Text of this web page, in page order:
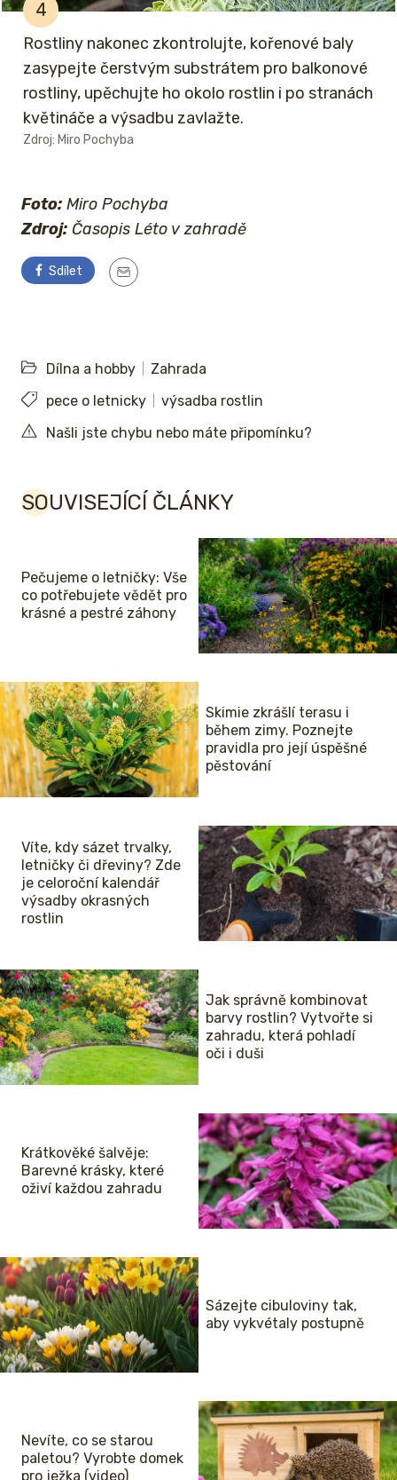
4
Rostliny nakonec zkontrolujte, kořenové baly
zasypejte čerstvým substrátem pro balkonové
rostliny, upěchujte ho okolo rostlin i po stranách
květináče a výsadbu zavlažte.
Zdroj: Miro Pochyba
Foto: Miro Pochyba
Zdroj: Časopis Léto v zahradě
Sdílet
Dílna a hobby
Zahrada
pece o letnicky
výsadba rostlin
Našli jste chybu nebo máte připomínku?
SOUVISEJÍCÍ ČLÁNKY
Pečujeme o letničky: Vše
co potřebujete vědět pro
krásné a pestré záhony
Skimie zkrášlí terasu i
během zimy. Poznejte
pravidla pro její úspěšné
pěstování
Víte, kdy sázet trvalky,
letničky či dřeviny? Zde
je celoroční kalendář
výsadby okrasných
rostlin
Jak správně kombinovat
barvy rostlin? Vytvořte si
zahradu, která pohladí
oči i duši
Krátkověké šalvěje:
Barevné krásky, které
oživí každou zahradu
Sázejte cibuloviny tak,
aby vykvétaly postupně
Nevíte, co se starou
paletou? Vyrobte domek
pro ježka (video)